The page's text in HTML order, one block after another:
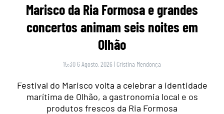
Marisco da Ria Formosa e grandes
concertos animam seis noites em
Olhão
15:30 6 Agosto, 2026 | Cristina Mendonça
Festival do Marisco volta a celebrar a identidade
marítima de Olhão, a gastronomia local e os
produtos frescos da Ria Formosa